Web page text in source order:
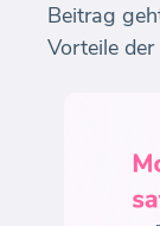
Beitrag
Vorteile